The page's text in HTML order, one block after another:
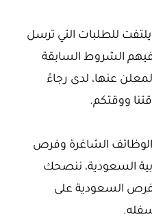
يلتفت للطلبات التي ترسل
الشروط السابقة
عنها، لدى رجاءً
ووقتكم.
الشاغرة وفرص
السعودية، ننصحك
فرص السعودية على